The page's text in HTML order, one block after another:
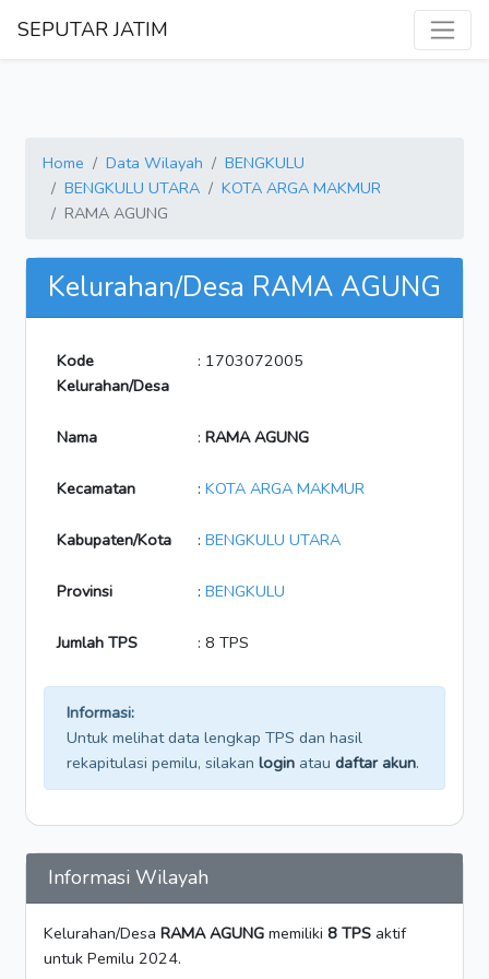
SEPUTAR JATIM
Home Data Wilayah
BENGKULU
BENGKULU UTARA
KOTA ARGA MAKMUR
RAMA AGUNG
Kelurahan/Desa RAMA AGUNG
Kode
Kelurahan/Desa
: 1703072005
Nama : RAMA AGUNG
Kecamatan : KOTA ARGA MAKMUR
Kabupaten/Kota : BENGKULU UTARA
Provinsi : BENGKULU
Jumlah TPS : 8 TPS
Informasi:
Untuk melihat data lengkap TPS dan hasil
rekapitulasi pemilu, silakan login atau daftar akun.
Informasi Wilayah
Kelurahan/Desa RAMA AGUNG memiliki 8 TPS aktif
untuk Pemilu 2024.